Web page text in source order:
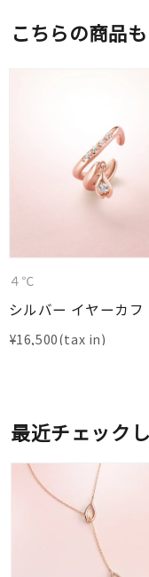
こちらの商品
４℃
シルバー イヤーカフ
¥16,500
最近チェック